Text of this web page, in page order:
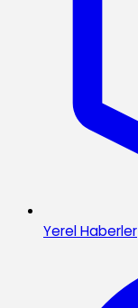
Yerel Haberler